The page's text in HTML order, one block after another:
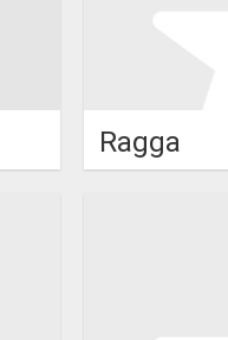
Ragga